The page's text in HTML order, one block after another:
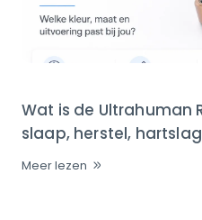
Wat is de Ultrahuman
slaap, herstel,
Meer lezen